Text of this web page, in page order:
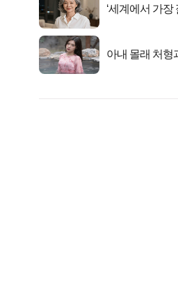
‘세계에서 가장
아내 몰래 처형